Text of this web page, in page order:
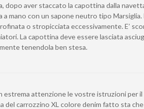
dopo aver staccato la capottina dalla
a mano con un sapone neutro tipo Marsiglia.
o stropicciata eccessivamente. E’
La capottina deve essere lasciata
tenendola ben stesa.
estrema attenzione le vostre istruzioni per il
del carrozzino XL colore denim fatto sta che